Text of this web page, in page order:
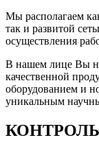
Мы располагаем
так и развитой
осуществления
В нашем лице Вы
качественной
оборудованием и
уникальным